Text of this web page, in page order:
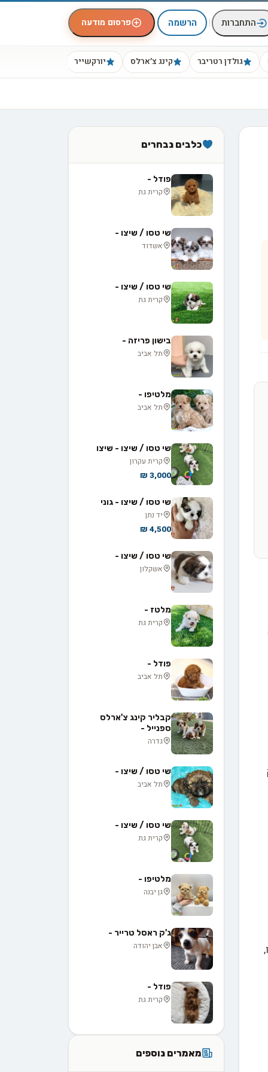
התחברות | הרשמה פרסום מודעה
גולדן רטריבר קינג צ׳ארלס יורקשייר
כלבים נבחרים
פודל -
קרית גת
שי טסו / שיצו -
אשדוד
שי טסו / שיצו -
קרית גת
בישון פריזה -
תל אביב
מלטיפו -
תל אביב
שי טסו / שיצו - שיצו
קרית עקרון
3,000 ₪
שי טסו / שיצו - גוני
יד נתן
4,500 ₪
שי טסו / שיצו -
אשקלון
מלטז -
קרית גת
פודל -
תל אביב
קבליר קינג צ'ארלס
ספנייל -
גדרה
שי טסו / שיצו -
תל אביב
שי טסו / שיצו -
קרית גת
מלטיפו -
גן יבנה
ג'ק ראסל טרייר -
אבן יהודה
פודל -
קרית גת
מאמרים נוספים